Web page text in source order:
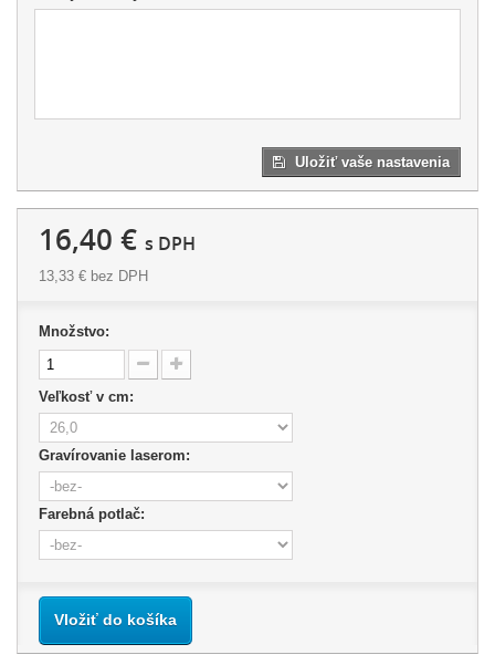
Uložiť vaše nastavenia
16,40 € s DPH
13,33 € bez DPH
Množstvo:
Veľkosť v cm:
Gravírovanie laserom:
Farebná potlač:
Vložiť do košíka